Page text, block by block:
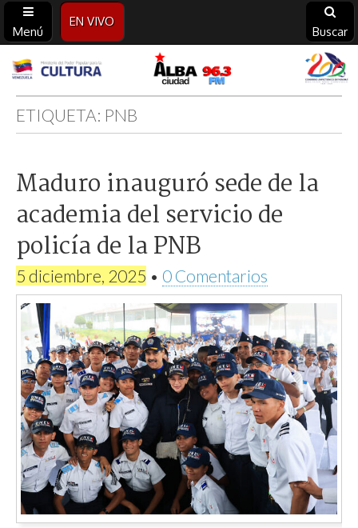
Menú
EN VIVO
Buscar
Alba
Ciudad
96.3
FM
ETIQUETA: PNB
Maduro inauguró sede de la
academia del servicio de
policía de la PNB
5 diciembre, 2025 • 0 Comentarios